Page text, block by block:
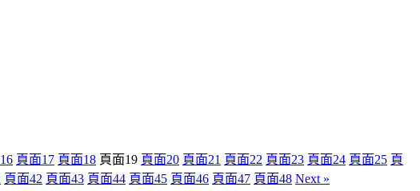
16 頁面17 頁面18 頁面19 頁面20 頁面21 頁面22 頁面23 頁面24 頁面25 頁
頁面42 頁面43 頁面44 頁面45 頁面46 頁面47 頁面48 Next »